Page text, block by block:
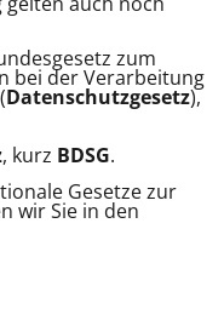
zum
bei der Verarbeitung
Datenschutzgesetz),
, kurz BDSG.
Gesetze zur
wir Sie in den